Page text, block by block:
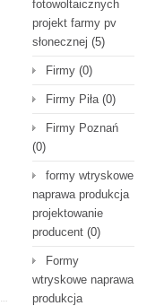
fotowoltaicznych
projekt farmy pv
słonecznej (5)
Firmy (0)
Firmy Piła(0)
Firmy Poznań
(0)
formy wtryskowe
naprawa produkcja
projektowanie
producent (0)
Formy
wtryskowe naprawa
produkcja